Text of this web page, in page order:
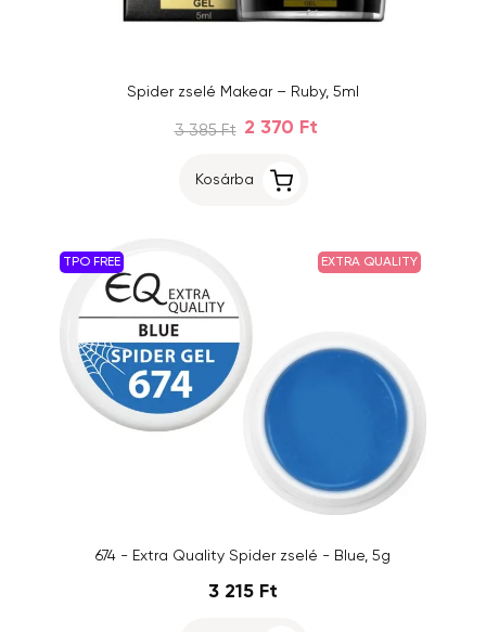
Spider zselé Makear – Ruby, 5ml
3 385 Ft 2 370 Ft
Kosárba
TPO FREE EXTRA QUALITY
674 - Extra Quality Spider zselé - Blue, 5g
3 215 Ft